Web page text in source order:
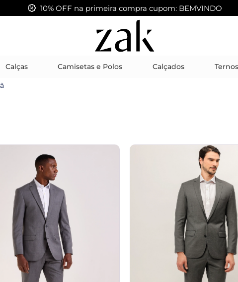
10% OFF na primeira compra cupom: BEMVINDO
Calças Camisetas e Polos Calçados